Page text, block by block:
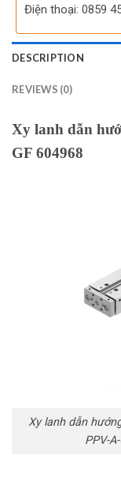
Điện thoại: 0859
DESCRIPTION
REVIEWS (0)
Xy lanh dẫn
GF 604968
Xy lanh dẫn
PPV-